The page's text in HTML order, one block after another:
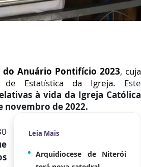
do Anuário Pontifício 2023, cuja
Estatística da Igreja. Este
à vida da Igreja Católica
novembro de 2022.
Leia Mais
Arquidiocese de Niterói